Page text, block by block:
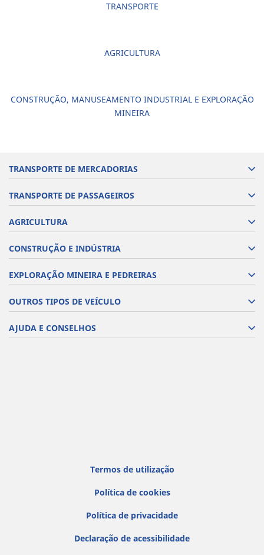
TRANSPORTE
AGRICULTURA
CONSTRUÇÃO, MANUSEAMENTO INDUSTRIAL E EXPLORAÇÃO
MINEIRA
TRANSPORTE DE MERCADORIAS
TRANSPORTE DE PASSAGEIROS
AGRICULTURA
CONSTRUÇÃO E INDÚSTRIA
EXPLORAÇÃO MINEIRA E PEDREIRAS
OUTROS TIPOS DE VEÍCULO
AJUDA E CONSELHOS
Termos de utilização
Política de cookies
Política de privacidade
Declaração de acessibilidade